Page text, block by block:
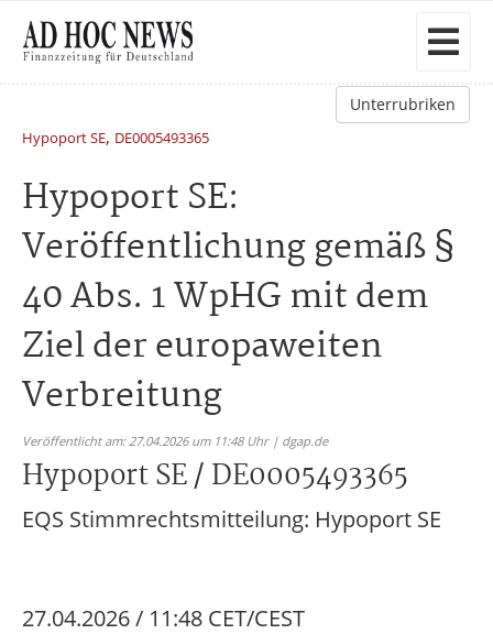
Unterrubriken
Hypoport SE, DE0005493365
Hypoport SE:
Veröffentlichung gemäß §
40 Abs. 1 WpHG mit dem
Ziel der europaweiten
Verbreitung
Veröffentlicht am: 27.04.2026 um 11:48 Uhr | dgap.de
Hypoport SE / DE0005493365
EQS Stimmrechtsmitteilung: Hypoport SE
27.04.2026 / 11:48 CET/CEST